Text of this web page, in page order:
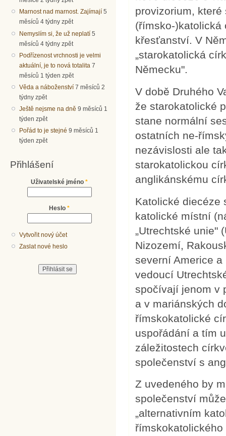
Marnost nad marnost. Zajímají 5
měsíců 4 týdny zpět
Nemyslím si, že už neplatí 5
měsíců 4 týdny zpět
Podřízenost vrchnosti je velmi
aktuální, je to nová totalita 7
měsíců 1 týden zpět
Věda a náboženství 7 měsíců 2
týdny zpět
Ještě nejsme na dně 9 měsíců 1
týden zpět
Pořád to je stejné 9 měsíců 1
týden zpět
Přihlášení
Uživatelské jméno *
Heslo *
Vytvořit nový účet
Zaslat nové heslo
provizorium,
(římsko-)katolická
křesťanství. V
„starokatolická
Německu".
V době Druhého
že starokatolické
stane normální
ostatních ne-
nezávislosti ale
starokatolickou
anglikánskému
Katolické diecéze
katolické místní
„Utrechtské unie"
Nizozemí,
severní Americe
vedoucí
spočívají jenom v
a v mariánských
římskokatolické
uspořádání a tím
záležitostech
společenství s
Z uvedeného by
společenství
„alternativním